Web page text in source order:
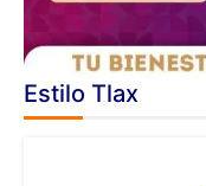
Estilo Tlax